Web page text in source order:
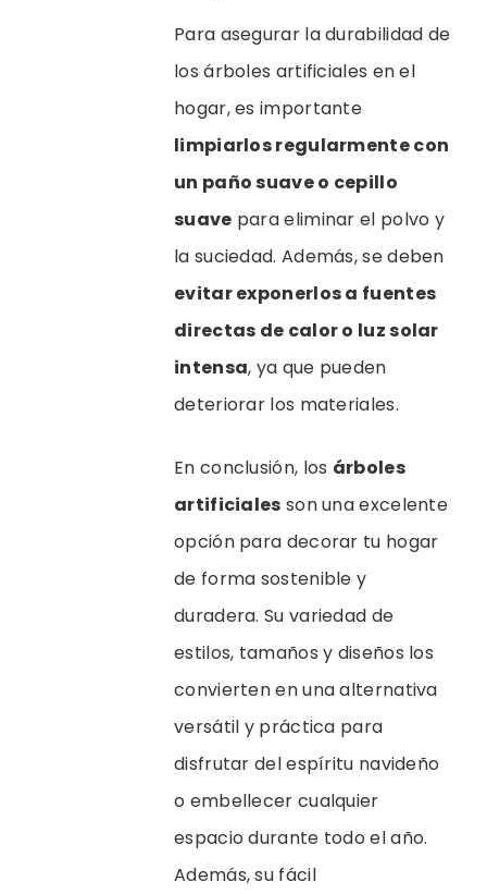
Para asegurar la durabilidad de
los árboles artificiales en el
hogar, es importante
limpiarlos regularmente con
un paño suave o cepillo
suave para eliminar el polvo y
la suciedad. Además, se deben
evitar exponerlos a fuentes
directas de calor o luz solar
intensa, ya que pueden
deteriorar los materiales.
En conclusión, los árboles
artificiales son una excelente
opción para decorar tu hogar
de forma sostenible y
duradera. Su variedad de
estilos, tamaños y diseños los
convierten en una alternativa
versátil y práctica para
disfrutar del espíritu navideño
o embellecer cualquier
espacio durante todo el año.
Además, su fácil